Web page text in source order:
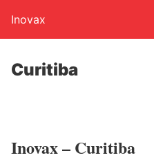
Inovax
Curitiba
Inovax – Curitiba